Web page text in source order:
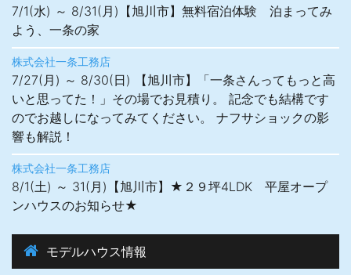
7/1(水) ～ 8/31(月)【旭川市】無料宿泊体験 泊まってみ
よう、一条の家
株式会社一条工務店
7/27(月) ～ 8/30(日) 【旭川市】「一条さんってもっと高
いと思ってた！」その場でお見積り。 記念でも結構です
のでお越しになってみてください。 ナフサショックの影
響も解説！
株式会社一条工務店
8/1(土) ～ 31(月)【旭川市】★２９坪4LDK 平屋オープ
ンハウスのお知らせ★
モデルハウス情報